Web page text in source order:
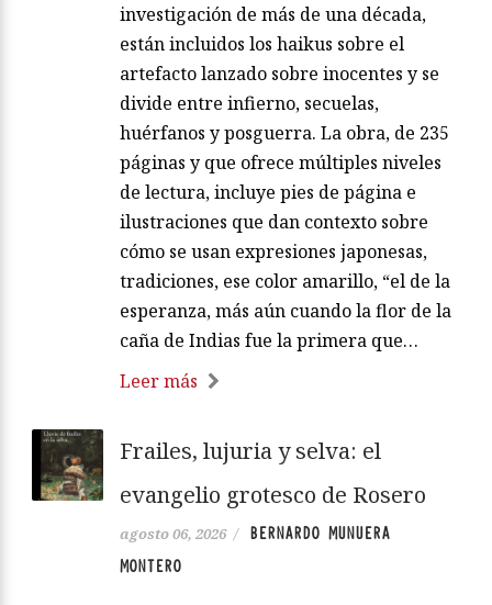
investigación de más de una década,
están incluidos los haikus sobre el
artefacto lanzado sobre inocentes y se
divide entre infierno, secuelas,
huérfanos y posguerra. La obra, de 235
páginas y que ofrece múltiples niveles
de lectura, incluye pies de página e
ilustraciones que dan contexto sobre
cómo se usan expresiones japonesas,
tradiciones, ese color amarillo, “el de la
esperanza, más aún cuando la flor de la
caña de Indias fue la primera que…
Leer más
Frailes, lujuria y selva: el
evangelio grotesco de Rosero
agosto 06, 2026 /
BERNARDO MUNUERA
MONTERO